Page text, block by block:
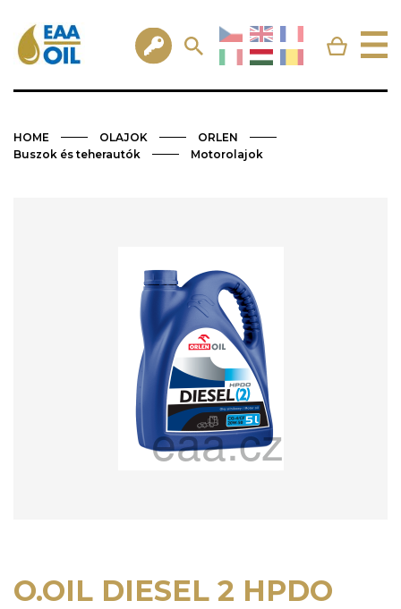
HOME OLAJOK
ORLEN
Buszok és teherautók
Motorolajok
O.OIL DIESEL 2 HPDO